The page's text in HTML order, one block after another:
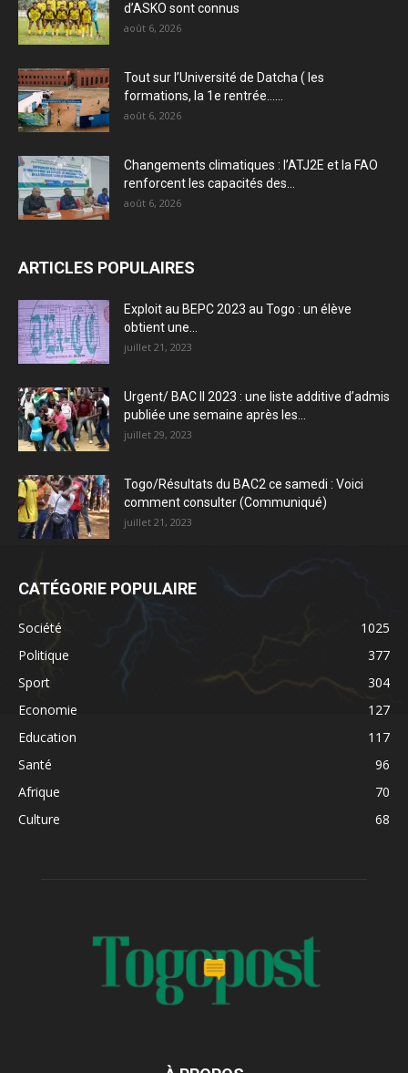
d’ASKO sont connus
août 6, 2026
Tout sur l’Université de Datcha ( les
formations, la 1e rentrée…...
août 6, 2026
Changements climatiques : l’ATJ2E et la FAO
renforcent les capacités des...
août 6, 2026
ARTICLES POPULAIRES
Exploit au BEPC 2023 au Togo : un élève
obtient une...
juillet 21, 2023
Urgent/ BAC II 2023 : une liste additive d’admis
publiée une semaine après les...
juillet 29, 2023
Togo/Résultats du BAC2 ce samedi : Voici
comment consulter (Communiqué)
juillet 21, 2023
CATÉGORIE POPULAIRE
Société
1025
Politique
377
Sport
304
Economie
127
Education
117
Santé
96
Afrique
70
Culture
68